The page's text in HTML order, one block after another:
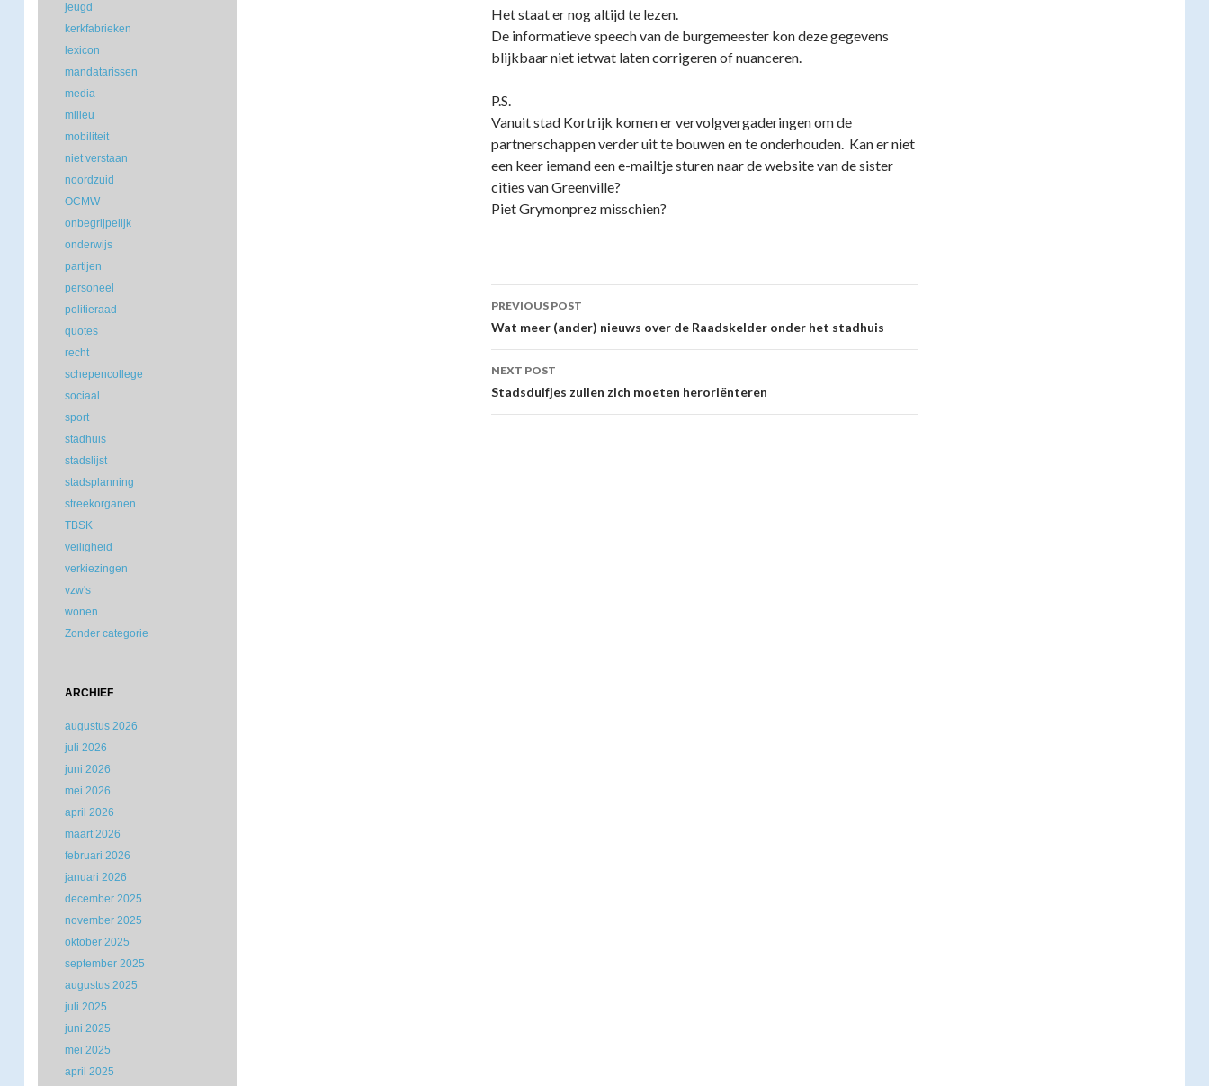
Het staat er nog altijd te lezen.
De informatieve speech van de burgemeester kon deze gegevens
blijkbaar niet ietwat laten corrigeren of nuanceren.
P.S.
Vanuit stad Kortrijk komen er vervolgvergaderingen om de
partnerschappen verder uit te bouwen en te onderhouden. Kan er niet
een keer iemand een e-mailtje sturen naar de website van de sister
cities van Greenville?
Piet Grymonprez misschien?
Post
navigation
PREVIOUS POST
Wat meer (ander) nieuws over de Raadskelder onder het stadhuis
NEXT POST
Stadsduifjes zullen zich moeten heroriënteren
jeugd
kerkfabrieken
lexicon
mandatarissen
media
milieu
mobiliteit
niet verstaan
noordzuid
OCMW
onbegrijpelijk
onderwijs
partijen
personeel
politieraad
quotes
recht
schepencollege
sociaal
sport
stadhuis
stadslijst
stadsplanning
streekorganen
TBSK
veiligheid
verkiezingen
vzw's
wonen
Zonder categorie
ARCHIEF
augustus 2026
juli 2026
juni 2026
mei 2026
april 2026
maart 2026
februari 2026
januari 2026
december 2025
november 2025
oktober 2025
september 2025
augustus 2025
juli 2025
juni 2025
mei 2025
april 2025